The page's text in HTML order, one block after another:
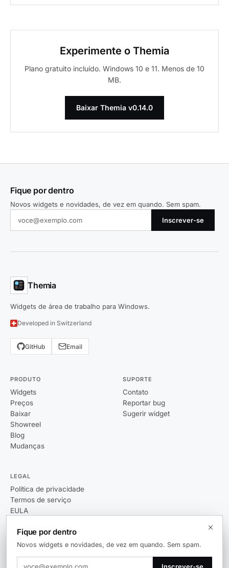
Experimente o Themia
Plano gratuito incluído. Windows 10 e 11. Menos de 10
MB.
Baixar Themia v0.14.0
Fique por dentro
Novos widgets e novidades, de vez em quando. Sem spam.
Inscrever-se
Themia
Widgets de área de trabalho para Windows.
Developed in Switzerland
GitHub Email
PRODUTO
Widgets
Preços
Baixar
Showreel
Blog
Mudanças
SUPORTE
Contato
Reportar bug
Sugerir widget
LEGAL
Política de privacidade
Termos de serviço
EULA
Fique por dentro
Novos widgets e novidades, de vez em quando. Sem spam.